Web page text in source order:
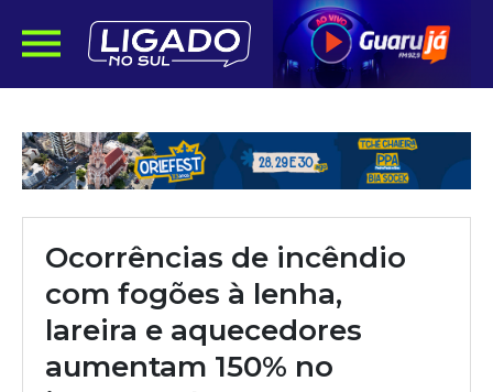
Ocorrências de incêndio
com fogões à lenha,
lareira e aquecedores
aumentam 150% no